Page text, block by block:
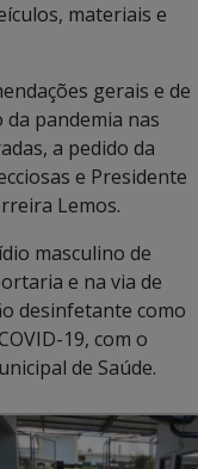
materiais e
gerais e de
pandemia nas
a pedido da
e Presidente
Lemos.
masculino de
e na via de
desinfetante como
19, com o
de Saúde.